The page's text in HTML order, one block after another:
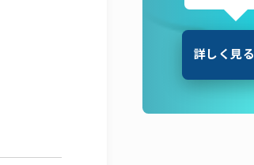
詳しく見る